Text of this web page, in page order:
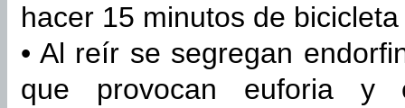
hacer 15 minutos de bicicleta
• Al reír se segregan
que provocan euforia y